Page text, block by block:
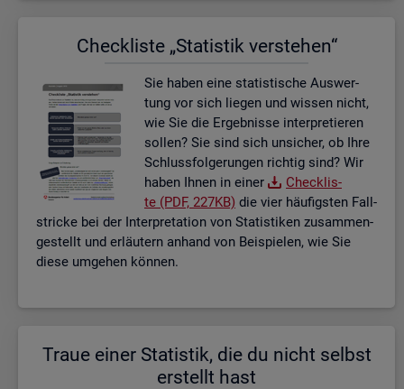
Check­lis­te „Sta­tis­tik ver­ste­hen“
Sie haben eine sta­tis­ti­sche Aus­wer­
tung vor sich lie­gen und wis­sen nicht,
wie Sie die Er­geb­nis­se in­ter­pre­tie­ren
sol­len? Sie sind sich un­si­cher, ob Ihre
Schluss­fol­ge­run­gen rich­tig sind? Wir
haben Ihnen in einer
Check­lis­
te (PDF, 227KB) die vier häu­figs­ten Fall­
stri­cke bei der In­ter­pre­ta­ti­on von Sta­tis­ti­ken zu­sam­men­
ge­stellt und er­läu­tern an­hand von Bei­spie­len, wie Sie
diese um­ge­hen kön­nen.
Traue einer Sta­tis­tik, die du nicht selbst
er­stellt hast